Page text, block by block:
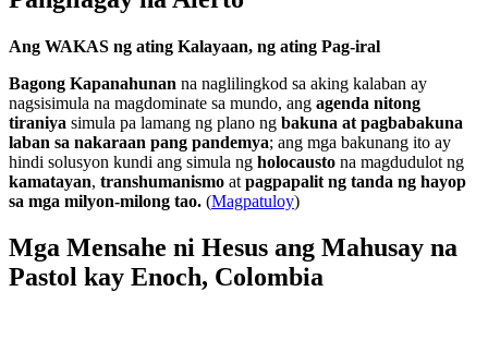
Ang WAKAS ng ating Kalayaan, ng ating Pag-iral
Bagong Kapanahunan na naglilingkod sa aking kalaban ay
nagsisimula na magdominate sa mundo, ang agenda nitong
tiraniya simula pa lamang ng plano ng bakuna at pagbabakuna
laban sa nakaraan pang pandemya; ang mga bakunang ito ay
hindi solusyon kundi ang simula ng holocausto na magdudulot ng
kamatayan, transhumanismo at pagpapalit ng tanda ng hayop
sa mga milyon-milong tao. (Magpatuloy)
Mga Mensahe ni Hesus ang Mahusay na
Pastol kay Enoch, Colombia